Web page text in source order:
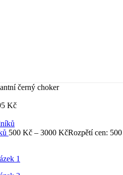
černý choker
Kč
500 Kč – 3000 KčRozpětí cen: